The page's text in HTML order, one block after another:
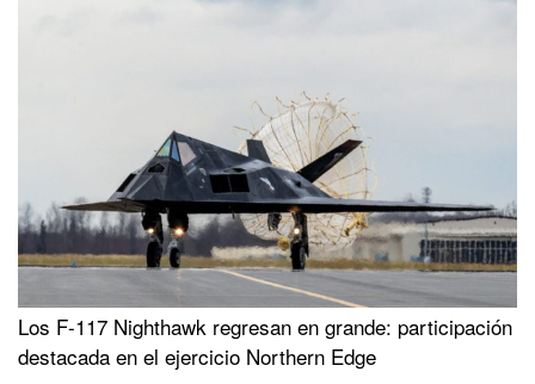
Los F-117 Nighthawk regresan en grande: participación
destacada en el ejercicio Northern Edge